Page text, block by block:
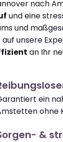
nach
und eine
und
auf unsere
an Ihr
ein
ohne
&